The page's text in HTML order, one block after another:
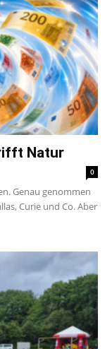
Natur
0
Genau genommen
Curie und Co. Aber